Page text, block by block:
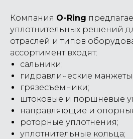
Компания O-Ring
уплотнительных решений
отраслей и типов
ассортимент входят:
сальники;
гидравлические манжеты;
грязесъемники;
штоковые и поршневые
направляющие и
роторные уплотнения;
уплотнительные кольца;